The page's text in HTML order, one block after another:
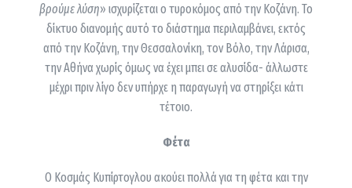
βρούμε λύση» ισχυρίζεται ο τυροκόμος από την Κοζάνη. Το
δίκτυο διανομής αυτό το διάστημα περιλαμβάνει, εκτός
από την Κοζάνη, την Θεσσαλονίκη, τον Βόλο, την Λάρισα,
την Αθήνα χωρίς όμως να έχει μπει σε αλυσίδα- άλλωστε
μέχρι πριν λίγο δεν υπήρχε η παραγωγή να στηρίξει κάτι
τέτοιο.
Φέτα
Ο Κοσμάς Κυπίρτογλου ακούει πολλά για τη φέτα και την